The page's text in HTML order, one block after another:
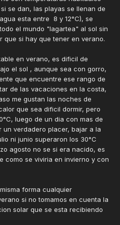
se dan, las playas se llenan de
esta entre 8 y 12°C), se
el mundo "lagartea" al sol sin
que si hay que tener en verano.
en verano, es dificil de
el sol , aunque sea con gorro,
que encuentre ese rango de
de las vacaciones en la costa,
me gustan las noches de
que sea dificil dormir, pero
luego de un dia con mas de
un verdadero placer, bajar a la
ni junio superaron los 30°C
agosto no se si era nacido, es
como se viviria en invierno y con
forma cualquier
si no tomamos en cuenta la
solar que se esta recibiendo